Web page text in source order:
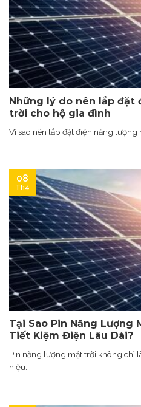
Những lý do nên lắp đặt
trời cho hộ gia đình
Vì sao nên lắp đặt điện năng lượng
Tại Sao Pin Năng Lượng
Tiết Kiệm Điện Lâu Dài?
Pin năng lượng mặt trời không chỉ
hiệu...
08
Th4